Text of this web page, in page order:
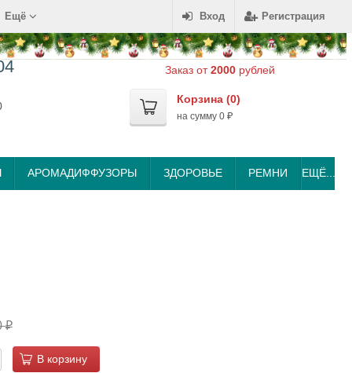
Вход Регистрация
Ещё
Заказ от2000 рублей
Корзина (0)
на сумму 0 ₽
АРОМАДИФФУЗОРЫ ЗДОРОВЬЕ РЕМНИ ЕЩЁ...
₽
В корзину